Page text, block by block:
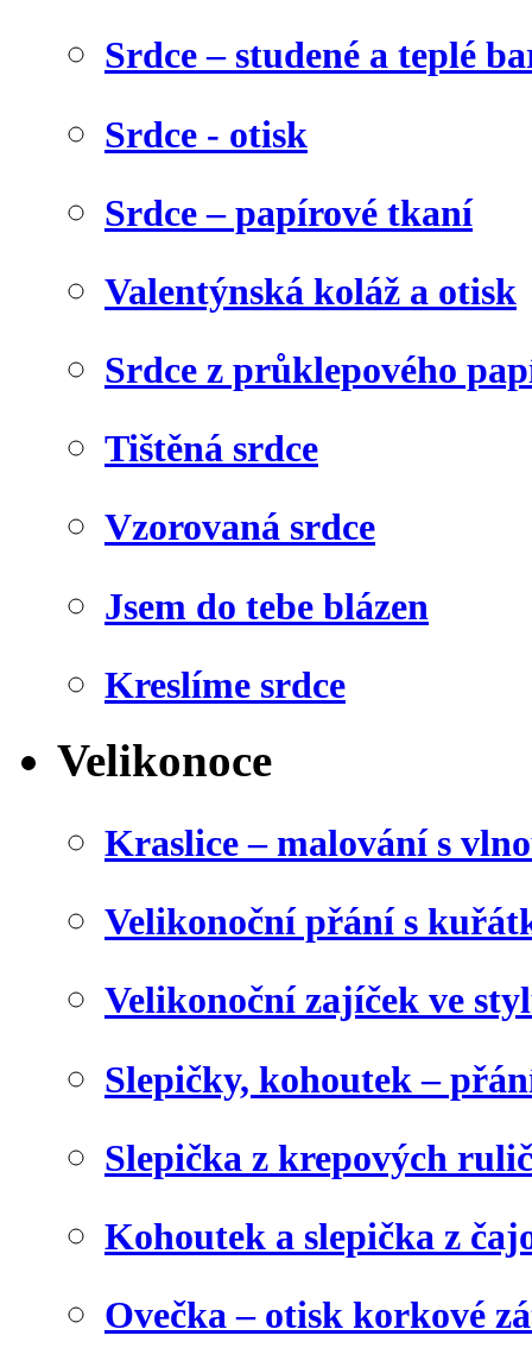
Srdce – studené a teplé
Srdce - otisk
Srdce – papírové tkaní
Valentýnská koláž a otisk
Srdce z průklepového
Tištěná srdce
Vzorovaná srdce
Jsem do tebe blázen
Kreslíme srdce
Velikonoce
Kraslice – malování s
Velikonoční přání s
Velikonoční zajíček ve
Slepičky, kohoutek –
Slepička z krepových
Kohoutek a slepička z
Ovečka – otisk korkové